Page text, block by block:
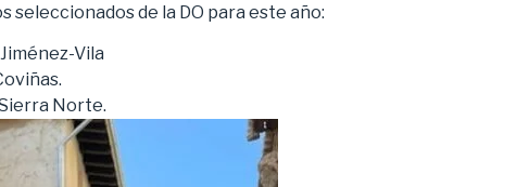
de la DO para este año:
Vila
Norte.